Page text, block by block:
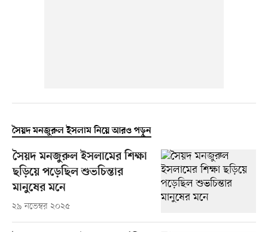
সৈয়দ মনজুরুল ইসলাম নিয়ে আরও পড়ুন
সৈয়দ মনজুরুল ইসলামের শিক্ষা
ছড়িয়ে পড়েছিল শুভচিন্তার
মানুষের মনে
২৯ নভেম্বর ২০২৫